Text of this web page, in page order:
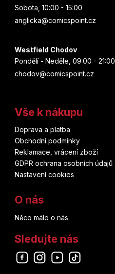
Sobota, 10:00 - 15:00
anglicka@comicspoint.cz
Westfield Chodov
Pondělí - Neděle, 09:00 - 21:00
chodov@comicspoint.cz
Vše k nákupu
Doprava a platba
Obchodní podmínky
Reklamace, vrácení zboží
GDPR ochrana osobních údajů
Nastavení cookies
O nás
Něco málo o nás
Sledujte nás
Odebírat newsletter